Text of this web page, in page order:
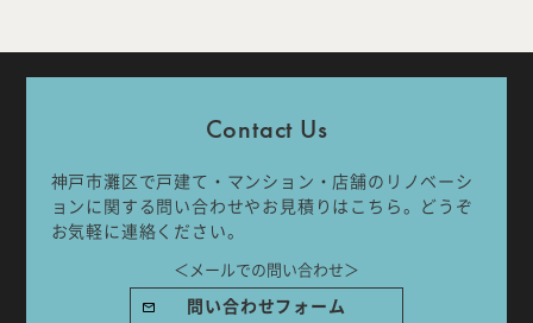
Contact Us
神戸市灘区で戸建て・マンション・店舗のリノベーシ
ョンに関する問い合わせやお見積りはこちら。どうぞ
お気軽に連絡ください。
＜メールでの問い合わせ＞
問い合わせフォーム
Works
Team
Topics
Room Tour